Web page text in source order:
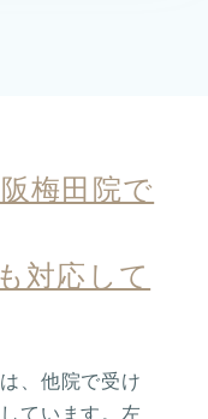
梅田院で
対応して
、他院で受け
ています。左